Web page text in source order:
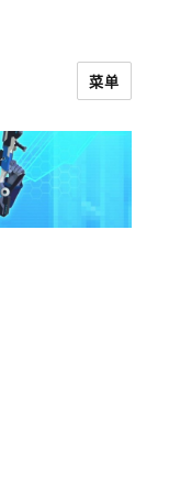
菜单